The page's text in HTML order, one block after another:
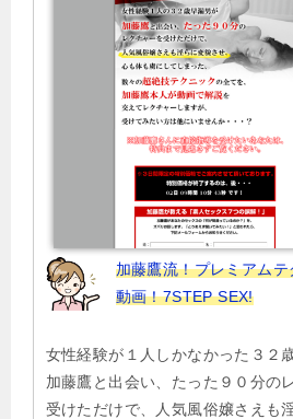
加藤鷹流！プレミアムテ
動画！7STEP SEX!
女性経験が１人しかなかった３２
加藤鷹と出会い、たった９０分の
受けただけで、人気風俗嬢さえも